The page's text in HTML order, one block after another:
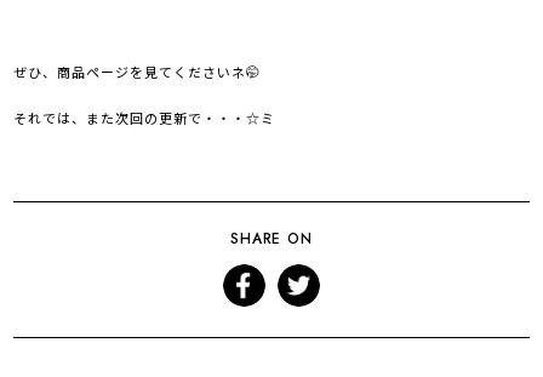
ぜひ、商品ページを見てくださいネ🤭
それでは、また次回の更新で・・・☆ミ
SHARE ON